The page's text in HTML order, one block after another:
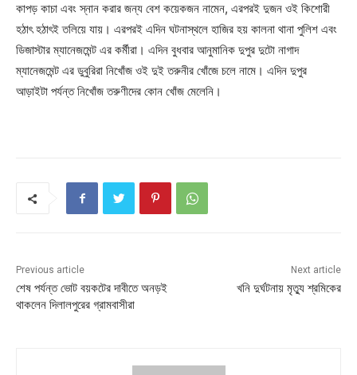
কাপড় কাচা এবং স্নান করার জন্য বেশ কয়েকজন নামেন, এরপরই দুজন ওই কিশোরী
হঠাৎ হঠাৎই তলিয়ে যায়। এরপরই এদিন ঘটনাস্থলে হাজির হয় কালনা থানা পুলিশ এবং
ডিজাস্টার ম্যানেজমেন্ট এর কর্মীরা। এদিন বুধবার আনুমানিক দুপুর দুটো নাগাদ
ম্যানেজমেন্ট এর ডুবুরিরা নিখোঁজ ওই দুই তরুনীর খোঁজে চলে নামে। এদিন দুপুর
আড়াইটা পর্যন্ত নিখোঁজ তরুণীদের কোন খোঁজ মেলেনি।
Previous article
শেষ পর্যন্ত ভোট বয়কটের দাবীতে অনড়ই
থাকলেন দিলালপুরের গ্রামবাসীরা
Next article
খনি দুর্ঘটনায় মৃত্যু শ্রমিকের